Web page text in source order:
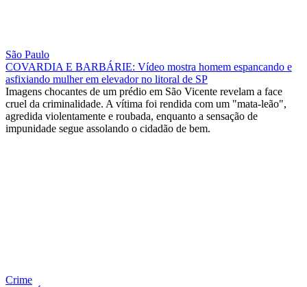
São Paulo
COVARDIA E BARBÁRIE: Vídeo mostra homem espancando e
asfixiando mulher em elevador no litoral de SP
Imagens chocantes de um prédio em São Vicente revelam a face
cruel da criminalidade. A vítima foi rendida com um "mata-leão",
agredida violentamente e roubada, enquanto a sensação de
impunidade segue assolando o cidadão de bem.
Crime